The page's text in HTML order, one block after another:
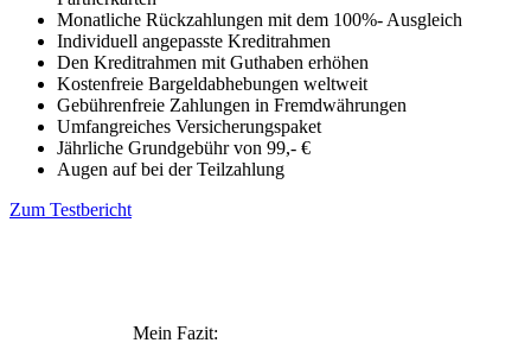
Monatliche Rückzahlungen mit dem 100%- Ausgleich
Individuell angepasste Kreditrahmen
Den Kreditrahmen mit Guthaben erhöhen
Kostenfreie Bargeldabhebungen weltweit
Gebührenfreie Zahlungen in Fremdwährungen
Umfangreiches Versicherungspaket
Jährliche Grundgebühr von 99,- €
Augen auf bei der Teilzahlung
Zum Testbericht
Mein Fazit: